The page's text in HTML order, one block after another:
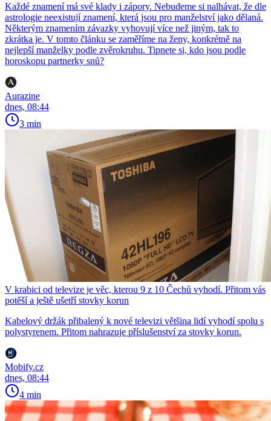
Každé znamení má své klady i zápory. Nebudeme si nalhávat, že dle
astrologie neexistují znamení, která jsou pro manželství jako dělaná.
Některým znamením závazky vyhovují více než jiným, tak to
zkrátka je. V tomto článku se zaměříme na ženy, konkrétně na
nejlepší manželky podle zvěrokruhu. Tipnete si, kdo jsou podle
horoskopu partnerky snů?
Aurazine
dnes, 08:44
3 min
V krabici od televize je věc, kterou 9 z 10 Čechů vyhodí. Přitom vás
potěší a ještě ušetří stovky korun
Kabelový držák přibalený k nové televizi většina lidí vyhodí spolu s
polystyrenem. Přitom nahrazuje příslušenství za stovky korun.
Mobify.cz
dnes, 08:44
4 min